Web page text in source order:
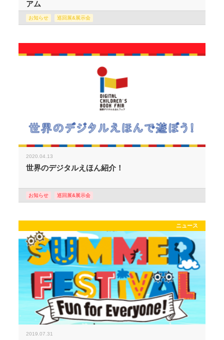
アム
お知らせ 巡回展&展示会
2020.04.13
世界のデジタルえほん紹介！
お知らせ 巡回展&展示会
ニュース
2019.07.31